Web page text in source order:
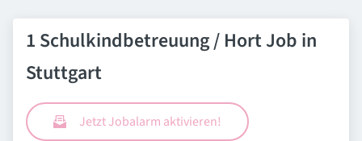
1 Schulkindbetreuung / Hort Job in
Stuttgart
Jetzt Jobalarm aktivieren!